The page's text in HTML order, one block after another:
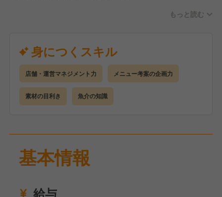
ていきましょう。
もっと読む
身につくスキル
店舗・運営マネジメント力 メニュー考案の企画力
素材の目利き 魚介の知識
基本情報
給与